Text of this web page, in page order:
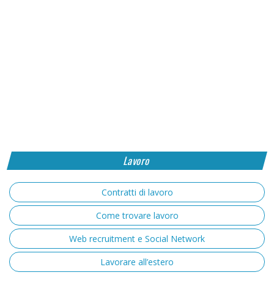
Lavoro
Contratti di lavoro
Come trovare lavoro
Web recruitment e Social Network
Lavorare all’estero